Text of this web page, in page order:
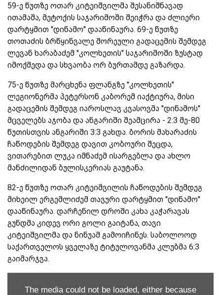
59-ე წუთზე ოთარ კიტეიშვილმა შესანიშნავად
ითამაშა, მეტოქის საჯარიმოში შეიჭრა და ძლიერი
დარტყმით ''დინამო'' დააწინაურა. 69-ე წუთზე
თოთაძის ბრწყინვალე შორეული გადაცემის შემდეგ
ლევან ხარაბაძემ ''კოლხეთის'' საჯარიმოში ზუსტად
იმოქმედა და სხვაობა ორ ბურთამდე გაზარდა.
75-ე წუთზე მარცხენა ფლანგზე ''კოლხეთის''
ლეგიონერმა პეტერსონ კაბორემ იაქტიურა, მისი
გადაცემის შემდეგ იაროსლავ კვასოვმა ''დინამოს''
მცველებს აჯობა და ანგარიში შეამცირა - 2:3 მე-80
წუთისთვის ანგარიში 3:3 გახდა. ბორის მახარაძის
ჩაწოდების შემდეგ დავით კობოური შეცდა,
ვითარებით ლუკა იმნაძემ ისარგებლა და ახლო
მანძილიდან ბულისკერიას გაუტანა.
82-ე წუთზე ოთარ კიტეიშვილის ჩაწოდების შემდეგ
მიხეილ ერგემლიძემ თავური დარტყმით ''დინამო''
დააწინაურა. დარჩენილ დროში კახა კაჭარავას
გუნდმა კიდევ ორი გოლი გაიტანა, თავი
კიტეიშვილმა და ნინუამ გამოიჩინეს. საბოლოოდ
საქართველოს ყველაზე ტიტულოვანმა კლუბმა 6:3
გაიმარჯვა.
The media could not be loaded, either because